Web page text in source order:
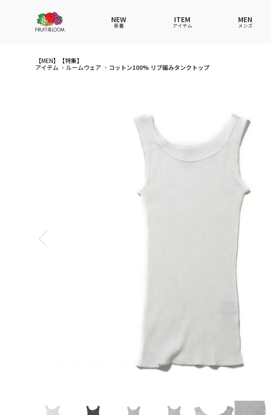
NEW
新着
ITEM
アイテム
全てのアイテム
MEN
メンズ
全てのメンズ アイテム
レイングッズ
全てのウィメンズ
全てのキッズ
【MEN】
【特集】
アイテム
ルームウェア
コットン100% リブ編みタンクトップ